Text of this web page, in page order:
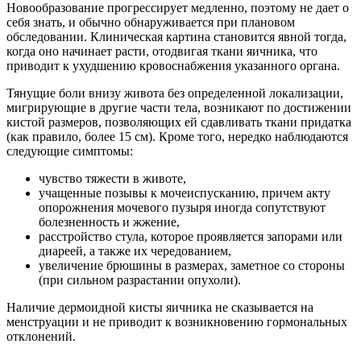
Новообразование прогрессирует медленно, поэтому не дает о
себя знать, и обычно обнаруживается при плановом
обследовании. Клиническая картина становится явной тогда,
когда оно начинает расти, отодвигая ткани яичника, что
приводит к ухудшению кровоснабжения указанного органа.
Тянущие боли внизу живота без определенной локализации,
мигрирующие в другие части тела, возникают по достижении
кистой размеров, позволяющих ей сдавливать ткани придатка
(как правило, более 15 см). Кроме того, нередко наблюдаются
следующие симптомы:
чувство тяжести в животе,
учащенные позывы к мочеиспусканию, причем акту
опорожнения мочевого пузыря иногда сопутствуют
болезненность и жжение,
расстройство стула, которое проявляется запорами или
диареей, а также их чередованием,
увеличение брюшины в размерах, заметное со стороны
(при сильном разрастании опухоли).
Наличие дермоидной кисты яичника не сказывается на
менструации и не приводит к возникновению гормональных
отклонений.